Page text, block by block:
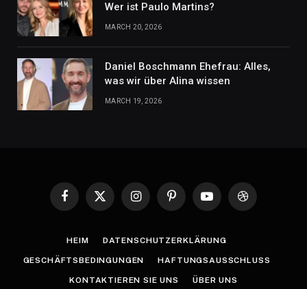
Wer ist Paulo Martins?
MARCH 20, 2026
Daniel Boschmann Ehefrau: Alles,
was wir über Alina wissen
MARCH 19, 2026
Facebook
X
InstagramPinterestYouTubeDribbble
HEIM DATENSCHUTZERKLÄRUNG
GESCHÄFTSBEDINGUNGEN HAFTUNGSAUSSCHLUSS
KONTAKTIEREN SIE UNS ÜBER UNS